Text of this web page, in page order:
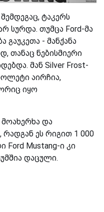
ტაკერს
სურდა. თუმცა Ford-მა
გაუკეთა - მანქანა
თანაც ნებისმიერი
მან Silver Frost-
აირჩია,
იყო
მოახერხა და
რადგან ეს რიგით 1 000
Ford Mustang-ი კი
დაცული.